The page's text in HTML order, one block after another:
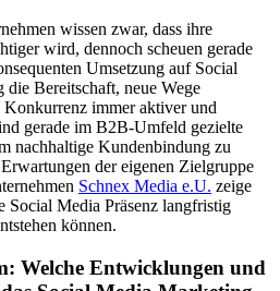
wissen zwar, dass ihre
wird, dennoch scheuen gerade
Umsetzung auf Social
Bereitschaft, neue Wege
immer aktiver und
gerade im B2B-Umfeld gezielte
nachhaltige Kundenbindung zu
der eigenen Zielgruppe
Schnex Media e.U. zeige
Media Präsenz langfristig
können.
Welche Entwicklungen und